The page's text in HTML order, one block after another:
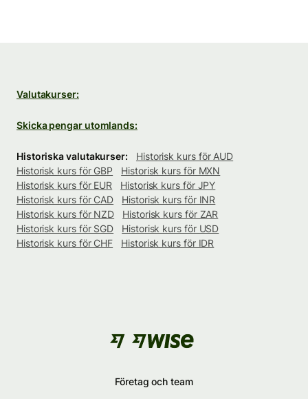
Valutakurser:
Skicka pengar utomlands:
Historiska valutakurser:
Historisk kurs för AUD
Historisk kurs för GBP
Historisk kurs för MXN
Historisk kurs för EUR
Historisk kurs för JPY
Historisk kurs för CAD
Historisk kurs för INR
Historisk kurs för NZD
Historisk kurs för ZAR
Historisk kurs för SGD
Historisk kurs för USD
Historisk kurs för CHF
Historisk kurs för IDR
Företag och team